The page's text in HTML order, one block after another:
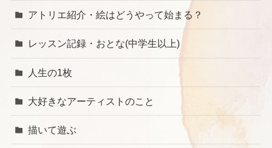
アトリエ紹介・絵はどうやって始まる？
レッスン記録・おとな(中学生以上)
人生の1枚
大好きなアーティストのこと
描いて遊ぶ